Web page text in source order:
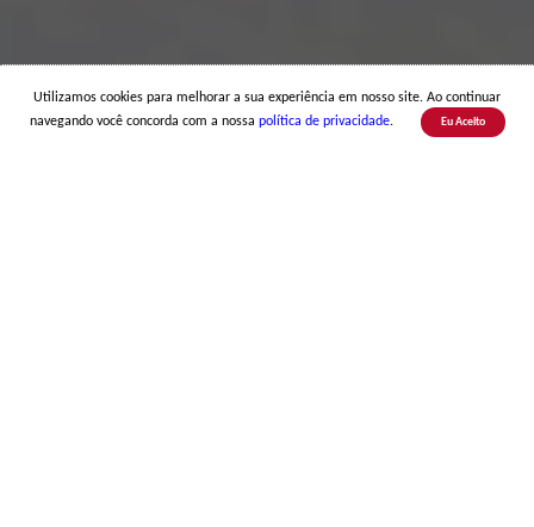
Utilizamos cookies para melhorar a sua experiência em nosso site. Ao continuar
navegando você concorda com a nossa política de privacidade. Eu Aceito